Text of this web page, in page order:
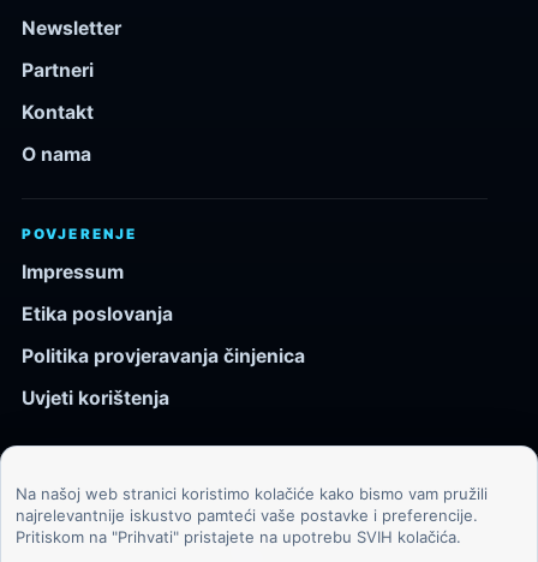
Newsletter
Partneri
Kontakt
O nama
POVJERENJE
Impressum
Etika poslovanja
Politika provjeravanja činjenica
Uvjeti korištenja
© 2026 Kozmos.hr. Sva prava pridržana.
Svemir, znanost, tehnologija i velike ideje za znatiželjne
Na našoj web stranici koristimo kolačiće kako bismo vam pružili
najrelevantnije iskustvo pamteći vaše postavke i preferencije.
Pritiskom na "Prihvati" pristajete na upotrebu SVIH kolačića.